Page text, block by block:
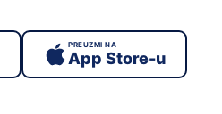
PREUZMI NA
App Store-u